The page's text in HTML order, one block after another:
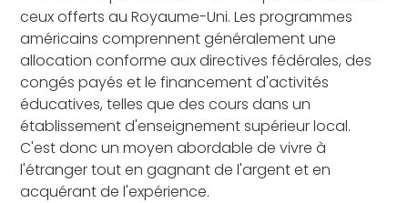
ceux offerts au Royaume-Uni. Les programmes
américains comprennent généralement une
allocation conforme aux directives fédérales, des
congés payés et le financement d'activités
éducatives, telles que des cours dans un
établissement d'enseignement supérieur local.
C'est donc un moyen abordable de vivre à
l'étranger tout en gagnant de l'argent et en
acquérant de l'expérience.